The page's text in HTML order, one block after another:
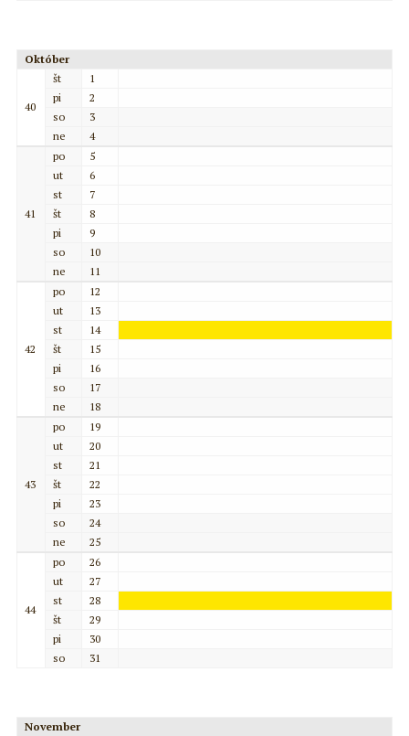
Október
40
št
1
pi
2
so
3
ne
4
41
po
5
ut
6
st
7
št
8
pi
9
so
10
ne
11
42
po
12
ut
13
st
14
št
15
pi
16
so
17
ne
18
43
po
19
ut
20
st
21
št
22
pi
23
so
24
ne
25
44
po
26
ut
27
st
28
št
29
pi
30
so
31
November